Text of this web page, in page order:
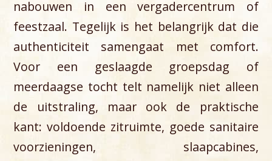
nabouwen in een vergadercentrum of
feestzaal. Tegelijk is het belangrijk dat die
authenticiteit samengaat met comfort.
Voor een geslaagde groepsdag of
meerdaagse tocht telt namelijk niet alleen
de uitstraling, maar ook de praktische
kant: voldoende zitruimte, goede sanitaire
voorzieningen, slaapcabines,